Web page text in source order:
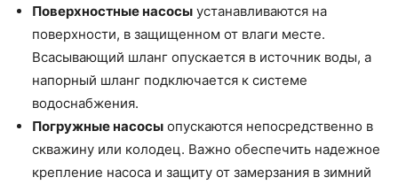
Поверхностные насосы устанавливаются на
поверхности, в защищенном от влаги месте.
Всасывающий шланг опускается в источник воды, а
напорный шланг подключается к системе
водоснабжения.
Погружные насосы опускаются непосредственно в
скважину или колодец. Важно обеспечить надежное
крепление насоса и защиту от замерзания в зимний